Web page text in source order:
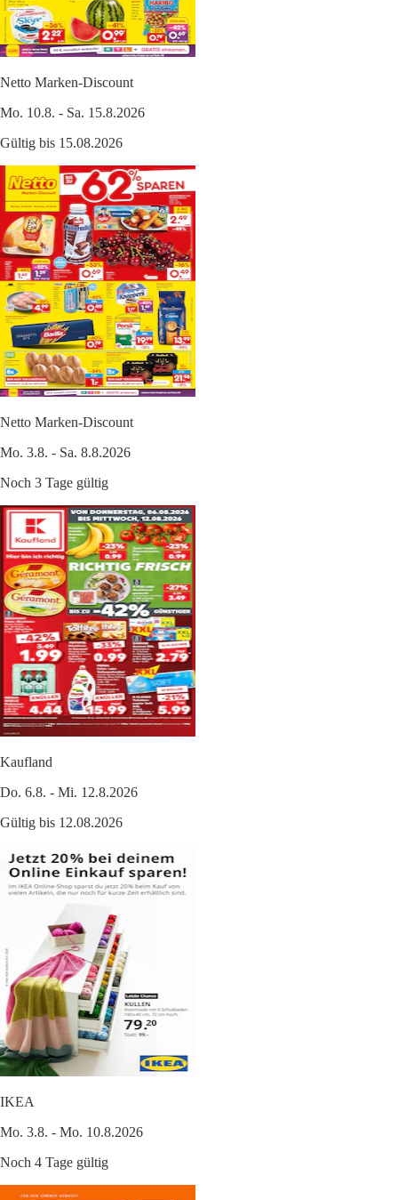
Netto Marken-Discount
Mo. 10.8. - Sa. 15.8.2026
Gültig bis 15.08.2026
Netto Marken-Discount
Mo. 3.8. - Sa. 8.8.2026
Noch 3 Tage gültig
Kaufland
Do. 6.8. - Mi. 12.8.2026
Gültig bis 12.08.2026
IKEA
Mo. 3.8. - Mo. 10.8.2026
Noch 4 Tage gültig